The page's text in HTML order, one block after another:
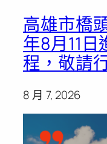
高雄市橋
年8月11
程，敬請
8 月 7, 2026